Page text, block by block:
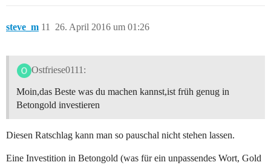
steve_m 26. April 2016 um 01:26
11
Ostfriese0111:
Moin,das Beste was du machen kannst,ist früh genug in
Betongold investieren
Diesen Ratschlag kann man so pauschal nicht stehen lassen.
Eine Investition in Betongold (was für ein unpassendes Wort, Gold